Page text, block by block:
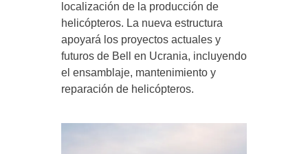
localización de la producción de
helicópteros. La nueva estructura
apoyará los proyectos actuales y
futuros de Bell en Ucrania, incluyendo
el ensamblaje, mantenimiento y
reparación de helicópteros.